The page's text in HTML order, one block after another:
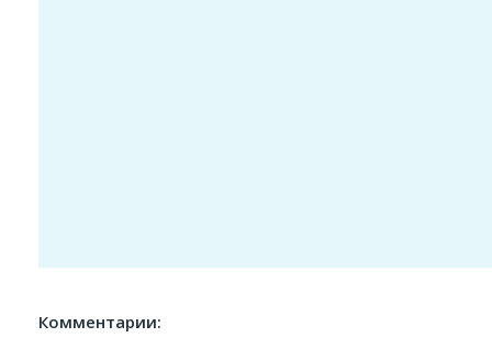
Комментарии: